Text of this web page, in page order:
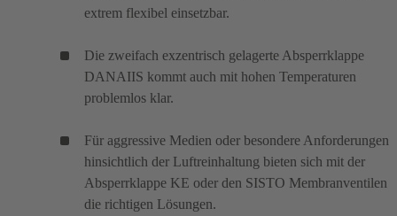
Tab)
extrem flexibel einsetzbar.
Die zweifach exzentrisch gelagerte Absperrklappe
DANAIIS (öffnet
in
neuen
Tab)
kommt auch mit hohen Temperaturen
problemlos klar.
Für aggressive Medien oder besondere Anforderungen
hinsichtlich der Luftreinhaltung bieten sich mit der
Absperrklappe KE (öffnet
in
oder den SISTO Membranventilen
die richtigen Lösungen.